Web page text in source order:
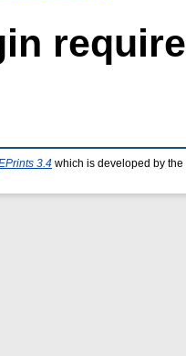
3.4 which is developed by the